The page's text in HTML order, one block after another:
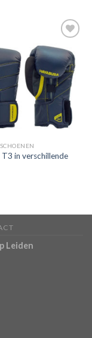
Toevoegen
aan
verlanglijst
in verschillende
Leiden